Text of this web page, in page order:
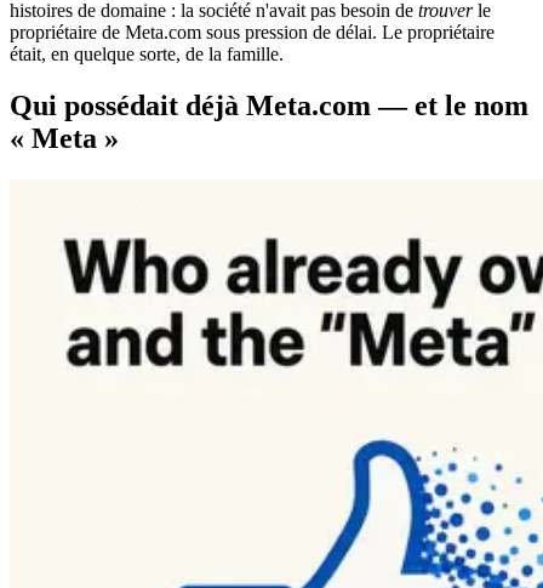
histoires de domaine : la société n'avait pas besoin de trouverle
propriétaire de Meta.com sous pression de délai. Le propriétaire
était, en quelque sorte, de la famille.
Qui possédait déjà Meta.com — et le nom
« Meta »